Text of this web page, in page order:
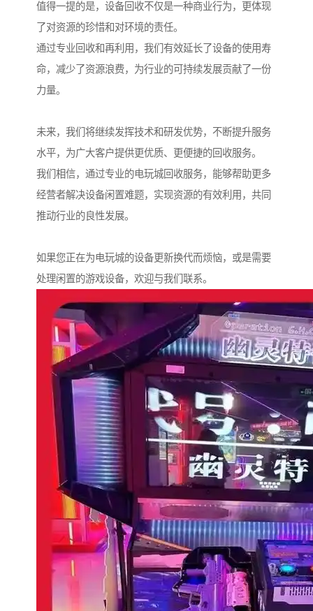
值得一提的是，设备回收不仅是一种商业行为，更体现
了对资源的珍惜和对环境的责任。
通过专业回收和再利用，我们有效延长了设备的使用寿
命，减少了资源浪费，为行业的可持续发展贡献了一份
力量。
未来，我们将继续发挥技术和研发优势，不断提升服务
水平，为广大客户提供更优质、更便捷的回收服务。
我们相信，通过专业的电玩城回收服务，能够帮助更多
经营者解决设备闲置难题，实现资源的有效利用，共同
推动行业的良性发展。
如果您正在为电玩城的设备更新换代而烦恼，或是需要
处理闲置的游戏设备，欢迎与我们联系。